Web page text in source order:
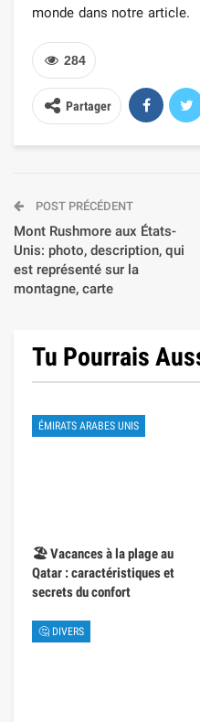
monde dans notre article.
284
Partager
POST PRÉCÉDENT
Mont Rushmore aux États-
Unis: photo, description, qui
est représenté sur la
montagne, carte
Tu Pourrais
ÉMIRATS ARABES UNIS
🏖️ Vacances à la plage au
Qatar : caractéristiques et
secrets du confort
🤔 DIVERS